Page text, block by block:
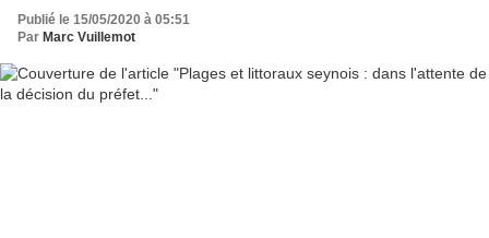
Publié le 15/05/2020 à 05:51
Par Marc Vuillemot